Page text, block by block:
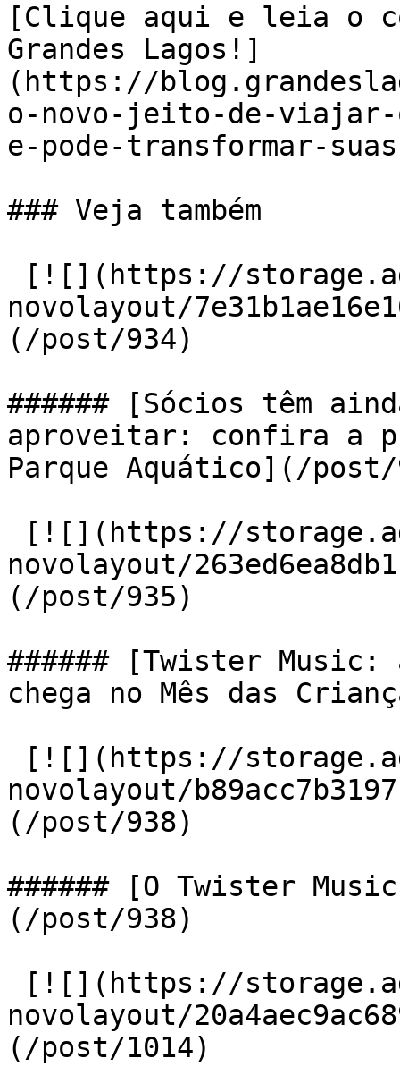
[Clique aqui e leia o
Grandes Lagos!]
(https://
o-novo-jeito-de-viajar-
e-pode-transformar-
### Veja também
novolayout/
(/post/934)
###### [Sócios têm
aproveitar: confira a
Parque Aquático](/post/
novolayout/
(/post/935)
###### [Twister
chega no Mês das
novolayout/
(/post/938)
###### [O Twister
(/post/938)
novolayout/
(/post/1014)